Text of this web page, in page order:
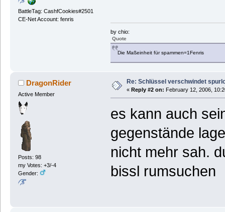
BattleTag: CashfCookies#2501
CE-Net Account: fenris
by chio:
Quote
Die Maßeinheit für spammen=1Fenris
DragonRider
Active Member
Posts: 98
my Votes: +3/-4
Gender:
Re: Schlüssel verschwindet
« Reply #2 on: February 12, 2006,
es kann auch
gegenstände
nicht mehr sah.
bissl rumsuchen